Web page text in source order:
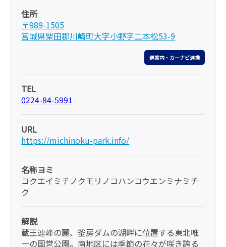
住所
〒989-1505
宮城県柴田郡川崎町大字小野字二本松53-9
道案内・カーナビ連携
TEL
0224-84-5991
URL
https://michinoku-park.info/
名称ヨミ
コクエイミチノクモリノコハンコウエンミナミチ
ク
解説
蔵王連峰の麓、釜房ダムの湖畔に位置する東北唯
一の国営公園。南地区には季節の花々が咲き誇る